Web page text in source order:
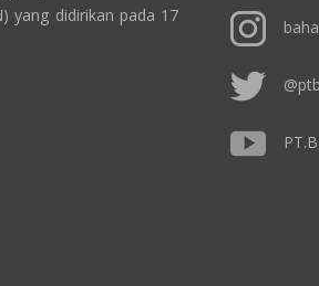
yang didirikan pada 17